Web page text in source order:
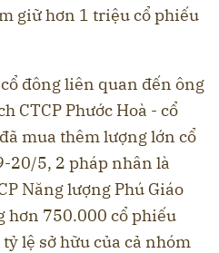
giữ hơn 1 triệu cổ phiếu
đông liên quan đến ông
CTCP Phước Hoà - cổ
mua thêm lượng lớn cổ
20/5, 2 pháp nhân là
Năng lượng Phú Giáo
hơn 750.000 cổ phiếu
lệ sở hữu của cả nhóm